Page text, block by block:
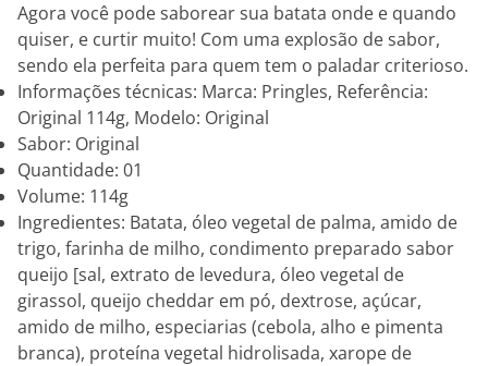
Agora você pode saborear sua batata onde e quando
quiser, e curtir muito! Com uma explosão de sabor,
sendo ela perfeita para quem tem o paladar criterioso.
Informações técnicas: Marca: Pringles, Referência:
Original 114g, Modelo: Original
Sabor: Original
Quantidade: 01
Volume: 114g
Ingredientes: Batata, óleo vegetal de palma, amido de
trigo, farinha de milho, condimento preparado sabor
queijo [sal, extrato de levedura, óleo vegetal de
girassol, queijo cheddar em pó, dextrose, açúcar,
amido de milho, especiarias (cebola, alho e pimenta
branca), proteína vegetal hidrolisada, xarope de